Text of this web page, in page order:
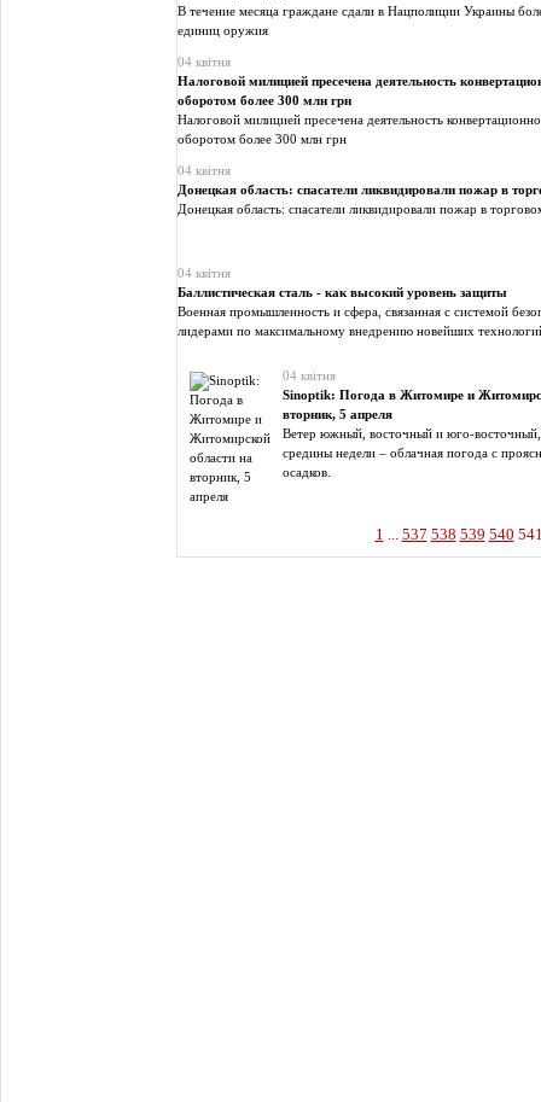
В течение месяца граждане сдали в Нацполиции Украины
единиц оружия
04 квітня
Налоговой милицией пресечена деятельность
оборотом более 300 млн грн
Налоговой милицией пресечена деятельность
оборотом более 300 млн грн
04 квітня
Донецкая область: спасатели ликвидировали пожар в
Донецкая область: спасатели ликвидировали пожар в
04 квітня
Баллистическая сталь - как высокий уровень защиты
Военная промышленность и сфера, связанная с системой
лидерами по максимальному внедрению новейших
04 квітня
Sinoptik: Погода в Житомире и
вторник, 5 апреля
Ветер южный, восточный и юго-
средины недели – облачная погода с
осадков.
1 ... 537 538 539 540